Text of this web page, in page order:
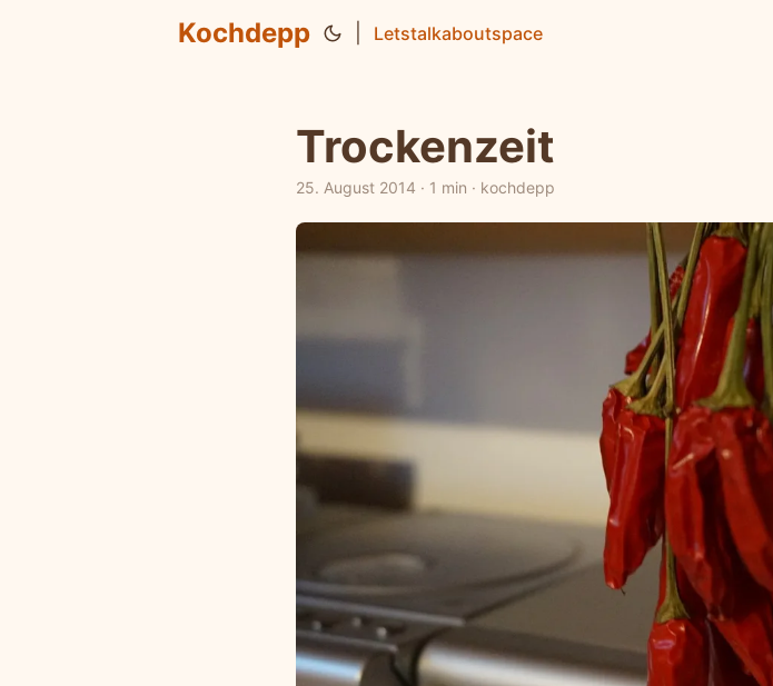
Kochdepp Letstalkaboutspace
Trockenzeit
25. August 2014 · 1 min · kochdepp